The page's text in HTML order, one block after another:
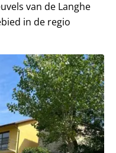
van de Langhe
in de regio